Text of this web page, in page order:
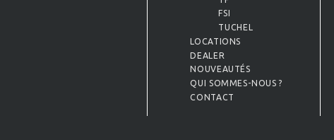
FSI
TUCHEL
LOCATIONS
DEALER
NOUVEAUTÉS
QUI SOMMES-NOUS ?
CONTACT